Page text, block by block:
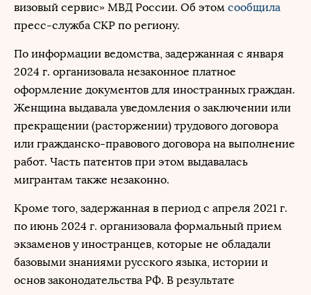
визовый сервис» МВД России. Об этом сообщила
пресс-служба СКР по региону.
По информации ведомства, задержанная с января
2024 г. организовала незаконное платное
оформление документов для иностранных граждан.
Женщина выдавала уведомления о заключении или
прекращении (расторжении) трудового договора
или гражданско-правового договора на выполнение
работ. Часть патентов при этом выдавалась
мигрантам также незаконно.
Кроме того, задержанная в период с апреля 2021 г.
по июнь 2024 г. организовала формальный прием
экзаменов у иностранцев, которые не обладали
базовыми знаниями русского языка, истории и
основ законодательства РФ. В результате